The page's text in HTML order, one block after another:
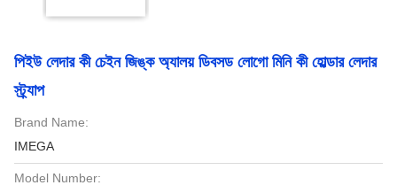
পিইউ লেদার কী চেইন জিঙ্ক অ্যালয় ডিবসড লোগো মিনি কী হোল্ডার লেদার
স্ট্র্যাপ
Brand Name:
IMEGA
Model Number: